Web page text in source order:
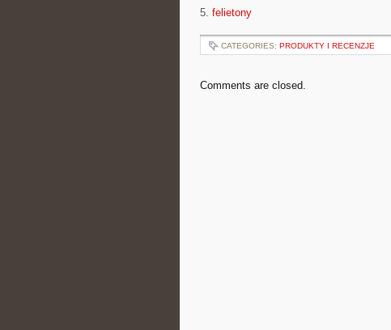
5. felietony
CATEGORIES: PRODUKTY I RECENZJE
Comments are closed.